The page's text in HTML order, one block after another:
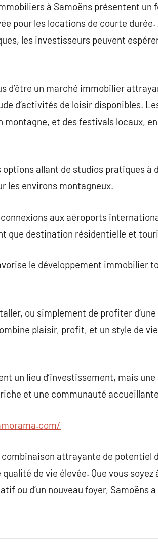
à Samoëns présentent un
pour les locations de courte durée.
les investisseurs peuvent
d’être un marché immobilier
d’activités de loisir disponibles.
montagne, et des festivals locaux,
allant de studios pratiques à
les environs montagneux.
aux aéroports
que destination résidentielle et
le développement immobilier
ou simplement de profiter
plaisir, profit, et un style de
un lieu d’investissement, mais
et une communauté
attrayante de potentiel
de vie élevée. Que vous soyez
ou d’un nouveau foyer, Samoëns